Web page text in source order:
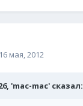
16 мая, 2012
'mac-mac' сказал: